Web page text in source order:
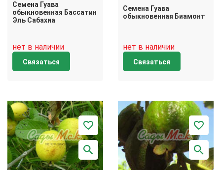
Семена Гуава
обыкновенная Бассатин
Эль Сабахиа
нет в наличии
Связаться
Семена Гуава
обыкновенная Биамонт
нет в наличии
Связаться